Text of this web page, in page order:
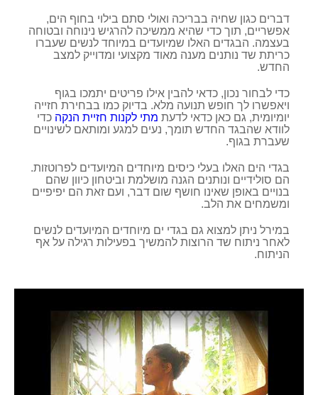
דברים כגון שחיה בבריכה ואולי סתם בילוי בחוף הים,
אפשריים, תוך כדי שהיא ממשיכה להרגיש נינוחה ובטוחה
בעצמה. הבגדים האלו שמיועדים במיוחד לנשים שעברו
כריתת שד נותנים מענה מאוד מקצועי ומדוייק למצב
החדש.
כדי לבחור נכון, כדאי להבין אילו פריטים יתמכו בגוף
ויאפשרו לך חופש תנועה מלא. בדיוק כמו בבחירת חזייה
יומיומית, גם כאן כדאי לדעת מתי לקנות חזיית הנקה כדי
לוודא שהבגד החדש תומך, נעים למגע ומותאם לשינויים
שעברת בגוף.
בגדי הים האלו בעלי כיסים מיוחדים המיועדים לפרוטזות.
הם סולידיים ונותנים הגנה מושלמת וביטחון כיוון שהם
בנויים באופן שאינו חושף שום דבר, ועם זאת הם יפיפיים
ומשמחים את הלב.
במירל ניתן למצוא גם בגדי ים מיוחדים המיועדים לנשים
לאחר ניתוח שד הרוצות להמשיך בפעילות רגילה על אף
הניתוח.